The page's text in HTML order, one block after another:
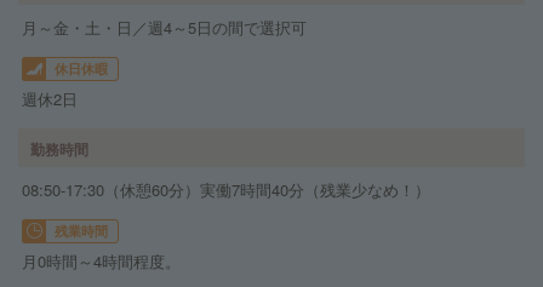
月～金・土・日／週4～5日の間で選択可
休日休暇
週休2日
勤務時間
08:50-17:30（休憩60分）実働7時間40分（残業少なめ！）
残業時間
月0時間～4時間程度。